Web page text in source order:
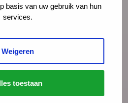
basis van uw gebruik van hun
services.
Weigeren
toestaan